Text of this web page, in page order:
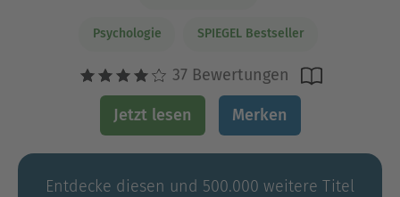
Psychologie SPIEGEL Bestseller
37 Bewertungen
Jetzt lesen Merken
Entdecke diesen und 500.000 weitere Titel